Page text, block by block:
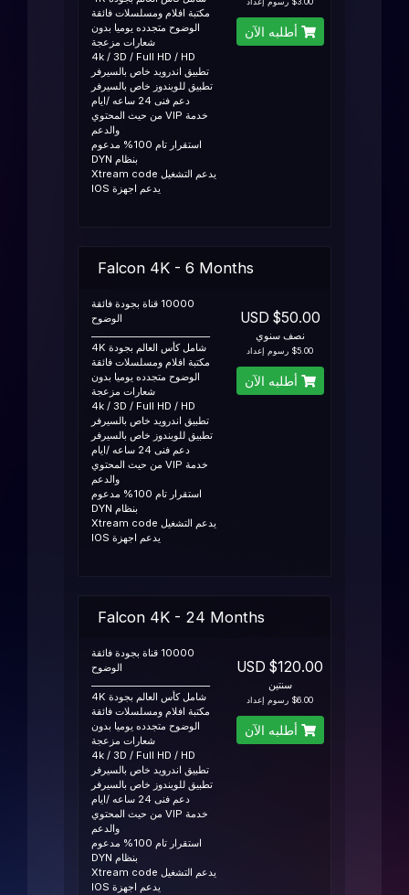
مكتبة افلام ومسلسلات فائقة
الوضوح متجدده يوميا بدون
شعارات مزعجة
4k / 3D / Full HD / HD
تطبيق اندرويد خاص بالسيرفر
تطبيق للويندوز خاص بالسيرفر
دعم فنى 24 ساعه /ايام
خدمة VIP من حيث المحتوي
والدعم
استقرار تام 100% مدعوم
بنظام DYN
يدعم التشغيل Xtream code
يدعم اجهزة IOS
أطلبه الآن
Falcon 4K - 6 Months
10000 قناة بجودة فائقة
الوضوح
شامل كأس العالم بجودة 4K
مكتبة افلام ومسلسلات فائقة
الوضوح متجدده يوميا بدون
شعارات مزعجة
4k / 3D / Full HD / HD
تطبيق اندرويد خاص بالسيرفر
تطبيق للويندوز خاص بالسيرفر
دعم فنى 24 ساعه /ايام
خدمة VIP من حيث المحتوي
والدعم
استقرار تام 100% مدعوم
بنظام DYN
يدعم التشغيل Xtream code
يدعم اجهزة IOS
$50.00 USD
نصف سنوي
$5.00 رسوم إعداد
أطلبه الآن
Falcon 4K - 24 Months
10000 قناة بجودة فائقة
الوضوح
شامل كأس العالم بجودة 4K
مكتبة افلام ومسلسلات فائقة
الوضوح متجدده يوميا بدون
شعارات مزعجة
4k / 3D / Full HD / HD
تطبيق اندرويد خاص بالسيرفر
تطبيق للويندوز خاص بالسيرفر
دعم فنى 24 ساعه /ايام
خدمة VIP من حيث المحتوي
والدعم
استقرار تام 100% مدعوم
بنظام DYN
يدعم التشغيل Xtream code
يدعم اجهزة IOS
$120.00 USD
سنتين
$6.00 رسوم إعداد
أطلبه الآن